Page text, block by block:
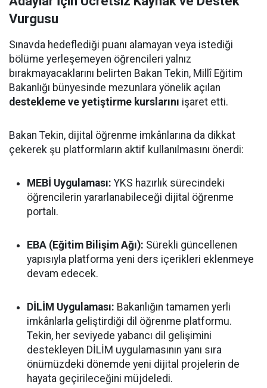
Vurgusu
Sınavda hedeflediği puanı alamayan veya istediği
bölüme yerleşemeyen öğrencileri yalnız
bırakmayacaklarını belirten Bakan Tekin, Millî Eğitim
Bakanlığı bünyesinde mezunlara yönelik açılan
destekleme ve yetiştirme kurslarını işaret etti.
Bakan Tekin, dijital öğrenme imkânlarına da dikkat
çekerek şu platformların aktif kullanılmasını önerdi:
MEBİ Uygulaması: YKS hazırlık sürecindeki
öğrencilerin yararlanabileceği dijital öğrenme
portalı.
EBA (Eğitim Bilişim Ağı): Sürekli güncellenen
yapısıyla platforma yeni ders içerikleri eklenmeye
devam edecek.
DİLİM Uygulaması: Bakanlığın tamamen yerli
imkânlarla geliştirdiği dil öğrenme platformu.
Tekin, her seviyede yabancı dil gelişimini
destekleyen DİLİM uygulamasının yanı sıra
önümüzdeki dönemde yeni dijital projelerin de
hayata geçirileceğini müjdeledi.